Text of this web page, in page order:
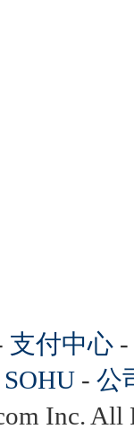
支付中心 -
- 公
Inc.